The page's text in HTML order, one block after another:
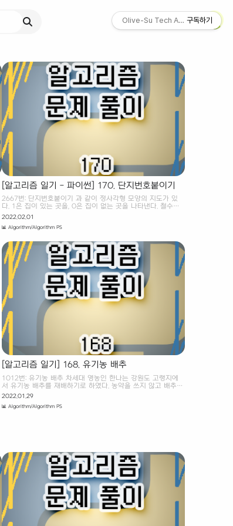
[알고리즘 일기 - 파이썬] 170. 단지번호붙이기
2667번: 단지번호붙이기 과 같이 정사각형 모양의 지도가 있
다. 1은 집이 있는 곳을, 0은 집이 없는 곳을 나타낸다. 철수는
이 지도를 가지고 연결된 집의 모임인 단지를 정의하고, 단지에
번호를 붙이려 한다. 여 www.acmicpc.net Baekjoon 2667.
단지번호붙이기 [파이썬(python) 풀이] 과 같이 정사각형 모양
낸다. 철수는 이 지도를 가지고 연결된 집의 모임인 단지를 정
의하고, 단지에 번호를 붙이려 한다. 여기서 연결되었다는 것은
어떤 집이 좌우, 혹은 아래위로 다른 집이 있는 경우를 말한다.
대각선상에 집이 있는 경우는 연결된 것이 아니다. 는 을 단지
별로 번호를 붙인 것이다. 지도를 입력하여 단지수를 출력하고..
2022.02.01
📊 Algorithm/Algorithm PS
[알고리즘 일기] 168. 유기농 배추
1012번: 유기농 배추 차세대 영농인 한나는 강원도 고랭지에
서 유기농 배추를 재배하기로 하였다. 농약을 쓰지 않고 배추를
재배하려면 배추를 해충으로부터 보호하는 것이 중요하기 때문
에, 한나는 해충 방지에 www.acmicpc.net Baekjoon 18352.
특정 거리의 도시 찾기 차세대 영농인 한나는 강원도 고랭지에
마리라도 살고 있으면 이 지렁이는 인접한 다른 배추로 이동할
수 있어, 그 배추들 역시 해..
2022.01.29
📊 Algorithm/Algorithm PS
Olive-Su Tech Archive ☄︎
구독하기